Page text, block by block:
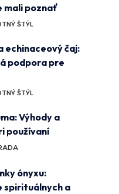
mali poznať
ŠTÝL
echinaceový čaj:
podpora pre
ŠTÝL
Výhody a
používaní
ónyxu:
spirituálnych a